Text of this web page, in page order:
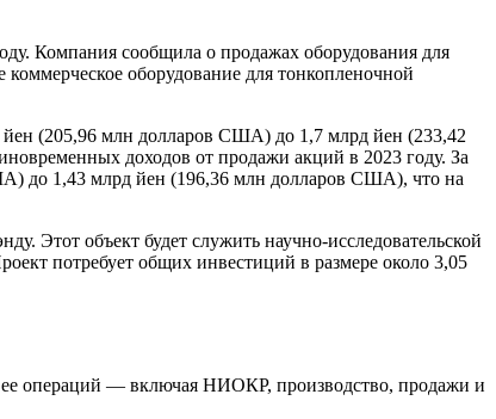
Компания сообщила о продажах оборудования для
оборудование для тонкопленочной
йен (205,96 млн долларов США) до 1,7 млрд йен (233,42
доходов от продажи акций в 2023 году. За
до 1,43 млрд йен (196,36 млн долларов США), что на
Этот объект будет служить научно-исследовательской
потребует общих инвестиций в размере около 3,05
операций — включая НИОКР, производство, продажи и